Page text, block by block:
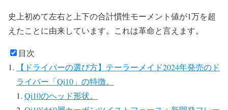
史上初めて左右と上下の合計慣性モーメント値が1万を超
えたことに由来しています。これは革命と言えます。
目次
【ドライバーの選び方】テーラーメイド2024年発売のド
ライバー「Qi10」の特徴。
Qi10のヘッド形状。